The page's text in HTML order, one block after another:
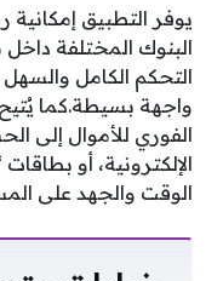
يوفر التطبيق
البنوك المختلفة
التحكم الكامل
واجهة بسيطة.كما
الفوري للأموال إلى
الإلكترونية، أو
الوقت والجهد على